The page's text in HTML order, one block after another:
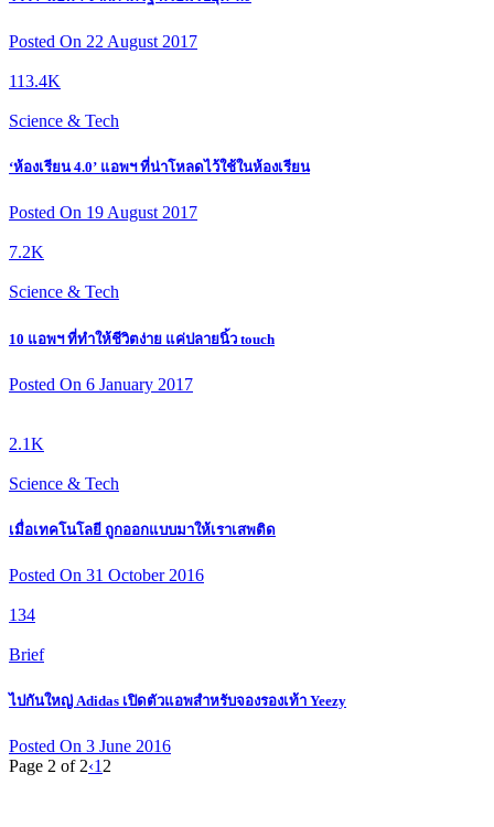
Posted On 22 August 2017
113.4K
Science & Tech
‘ห้องเรียน 4.0’ แอพฯ ที่น่าโหลดไว้ใช้ในห้องเรียน
Posted On 19 August 2017
7.2K
Science & Tech
10 แอพฯ ที่ทำให้ชีวิตง่าย แค่ปลายนิ้ว touch
Posted On 6 January 2017
2.1K
Science & Tech
เมื่อเทคโนโลยี ถูกออกแบบมาให้เราเสพติด
Posted On 31 October 2016
134
Brief
ไปกันใหญ่ Adidas เปิดตัวแอพสำหรับจองรองเท้า Yeezy
Posted On 3 June 2016
Page 2 of 2‹12